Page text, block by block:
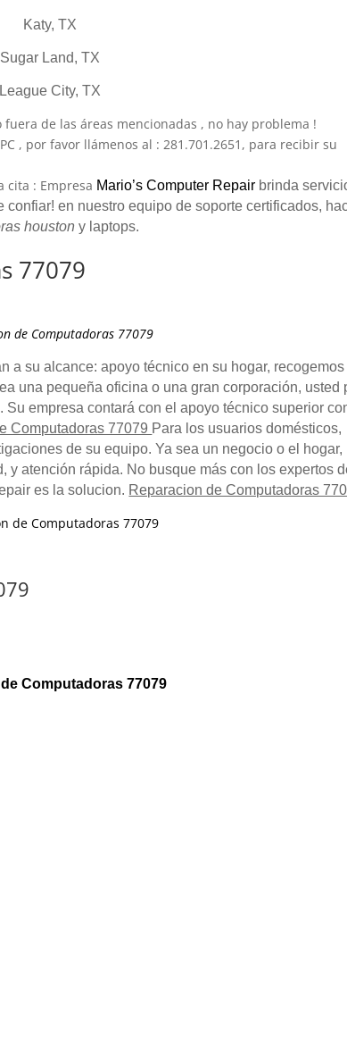
Katy, TX
Land, TX
City, TX
de las áreas mencionadas , no hay problema !
, por favor llámenos al : 281.701.2651, para recibir su
cita : Empresa Mario’s Computer Repair brinda
en nuestro equipo de soporte certificados,
houstony laptops.
77079
a su alcance: apoyo técnico en su hogar, recogemos
una pequeña oficina o una gran corporación, usted
empresa contará con el apoyo técnico superior
Computadoras 77079 Para los usuarios domésticos,
de su equipo. Ya sea un negocio o el hogar,
atención rápida. No busque más con los expertos
es la solucion. Reparacion de Computadoras
Computadoras 77079